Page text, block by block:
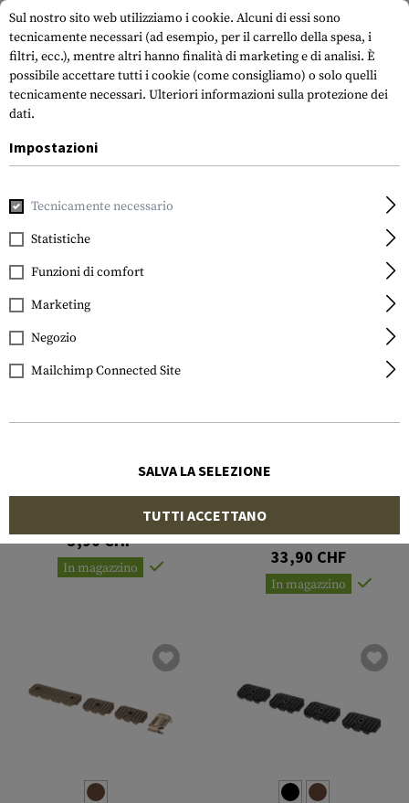
Rubber Bands Micro 12pcs
3,90 CHF
In magazzino
MANTA
Cross-Clip Kit 2-Pack
33,90 CHF
In magazzino
Sul nostro sito web utilizziamo i cookie. Alcuni di essi sono
tecnicamente necessari (ad esempio, per il carrello della spesa, i
filtri, ecc.), mentre altri hanno finalità di marketing e di analisi. È
possibile accettare tutti i cookie (come consigliamo) o solo quelli
tecnicamente necessari. Ulteriori informazioni sulla protezione dei
dati.
Impostazioni
Tecnicamente necessario
Statistiche
Funzioni di comfort
Marketing
Negozio
Mailchimp Connected Site
SALVA LA SELEZIONE
TUTTI ACCETTANO